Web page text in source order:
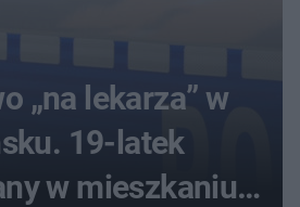
„na lekarza” w
19-latek
w mieszkaniu